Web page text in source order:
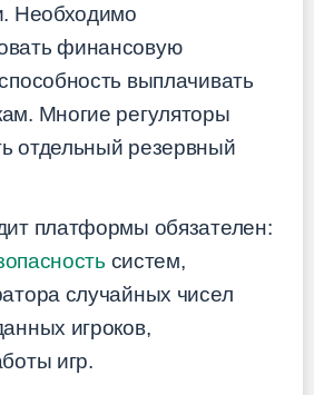
Необходимо
финансовую
выплачивать
Многие регуляторы
отдельный резервный
платформы обязателен:
систем,
случайных чисел
игроков,
игр.